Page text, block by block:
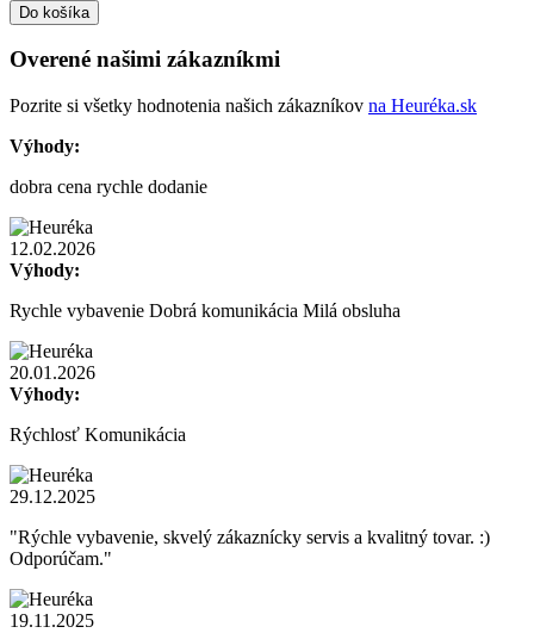
Do košíka
Overené našimi zákazníkmi
Pozrite si všetky hodnotenia našich zákazníkov na Heuréka.sk
Výhody:
dobra cena rychle dodanie
12.02.2026
Výhody:
Rychle vybavenie Dobrá komunikácia Milá obsluha
20.01.2026
Výhody:
Rýchlosť Komunikácia
29.12.2025
"Rýchle vybavenie, skvelý zákaznícky servis a kvalitný tovar. :)
Odporúčam."
19.11.2025